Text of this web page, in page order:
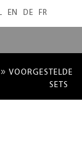
EN DE FR
» VOORGESTELDE
SETS